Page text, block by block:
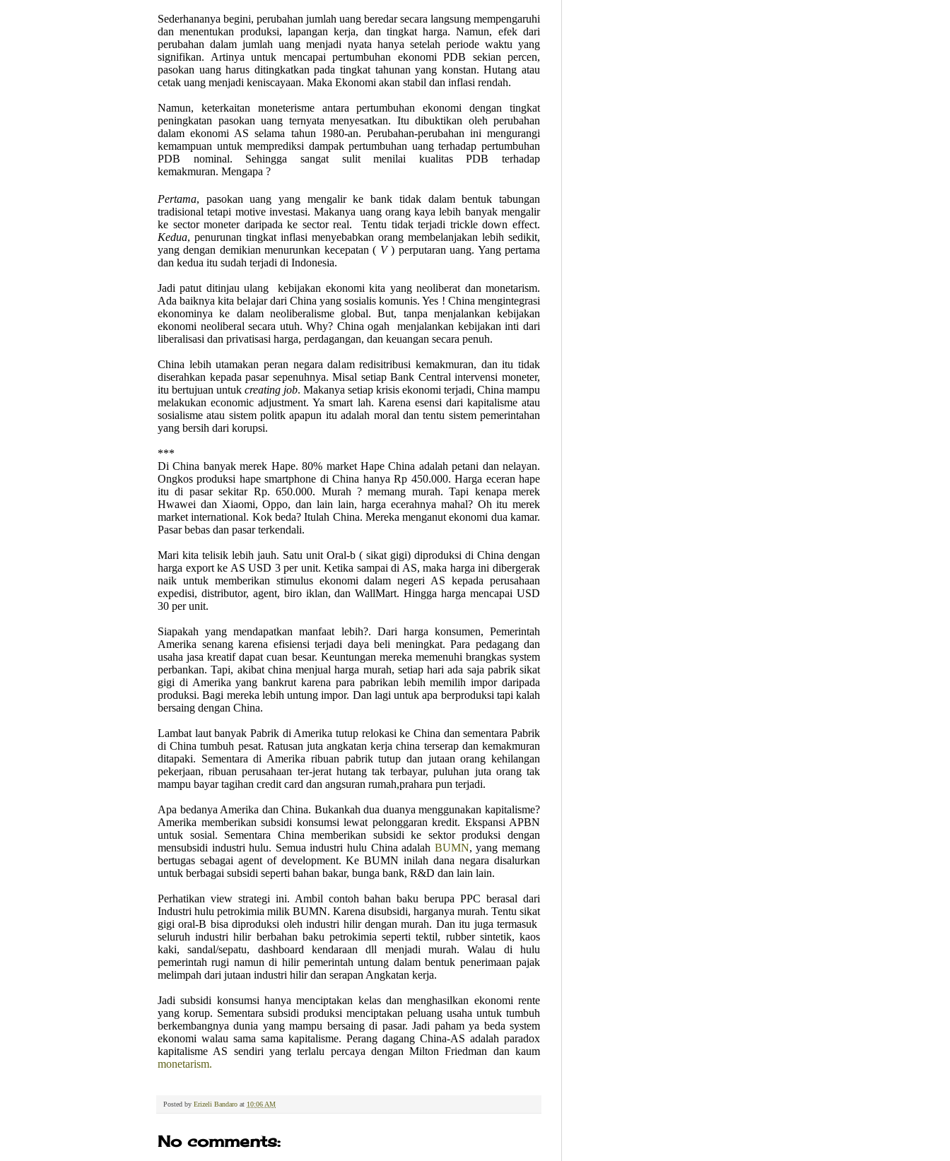
Sederhananya begini, perubahan jumlah uang beredar secara langsung mempengaruhi
dan menentukan produksi, lapangan kerja, dan tingkat harga. Namun, efek dari
perubahan dalam jumlah uang menjadi nyata hanya setelah periode waktu yang
signifikan. Artinya untuk mencapai pertumbuhan ekonomi PDB sekian percen,
pasokan uang harus ditingkatkan pada tingkat tahunan yang konstan. Hutang atau
cetak uang menjadi keniscayaan. Maka Ekonomi akan stabil dan inflasi rendah.
Namun, keterkaitan moneterisme antara pertumbuhan ekonomi dengan tingkat
peningkatan pasokan uang ternyata menyesatkan. Itu dibuktikan oleh perubahan
dalam ekonomi AS selama tahun 1980-an. Perubahan-perubahan ini mengurangi
kemampuan untuk memprediksi dampak pertumbuhan uang terhadap pertumbuhan
PDB nominal. Sehingga sangat sulit menilai kualitas PDB terhadap
kemakmuran. Mengapa ?
Pertama, pasokan uang yang mengalir ke bank tidak dalam bentuk tabungan
tradisional tetapi motive investasi. Makanya uang orang kaya lebih banyak mengalir
ke sector moneter daripada ke sector real.
Tentu tidak terjadi trickle down effect.
Kedua, penurunan tingkat inflasi menyebabkan orang membelanjakan lebih sedikit,
yang dengan demikian menurunkan kecepatan ( V) perputaran uang. Yang pertama
dan kedua itu sudah terjadi di Indonesia.
Jadi patut ditinjau ulang
kebijakan ekonomi kita yang neoliberat dan monetarism.
Ada baiknya kita belajar dari China yang sosialis komunis. Yes ! China mengintegrasi
ekonominya ke dalam neoliberalisme global. But, tanpa menjalankan kebijakan
ekonomi neoliberal secara utuh. Why? China ogah
menjalankan kebijakan inti dari
liberalisasi dan privatisasi harga, perdagangan, dan keuangan secara penuh.
China lebih utamakan peran negara dalam redisitribusi kemakmuran, dan itu tidak
diserahkan kepada pasar sepenuhnya. Misal setiap Bank Central intervensi moneter,
itu bertujuan untuk creating job. Makanya setiap krisis ekonomi terjadi, China mampu
melakukan economic adjustment. Ya smart lah. Karena esensi dari kapitalisme atau
sosialisme atau sistem politk apapun itu adalah moral dan tentu sistem pemerintahan
yang bersih dari korupsi.
***
Di China banyak merek Hape. 80% market Hape China adalah petani dan nelayan.
Ongkos produksi hape smartphone di China hanya Rp 450.000. Harga eceran hape
itu di pasar sekitar Rp. 650.000. Murah ? memang murah. Tapi kenapa merek
Hwawei dan Xiaomi, Oppo, dan lain lain, harga ecerahnya mahal? Oh itu merek
market international. Kok beda? Itulah China. Mereka menganut ekonomi dua kamar.
Pasar bebas dan pasar terkendali.
Mari kita telisik lebih jauh. Satu unit Oral-b ( sikat gigi) diproduksi di China dengan
harga export ke AS USD 3 per unit. Ketika sampai di AS, maka harga ini dibergerak
naik untuk memberikan stimulus ekonomi dalam negeri AS kepada perusahaan
expedisi, distributor, agent, biro iklan, dan WallMart. Hingga harga mencapai USD
30 per unit.
Siapakah yang mendapatkan manfaat lebih?. Dari harga konsumen, Pemerintah
Amerika senang karena efisiensi terjadi daya beli meningkat. Para pedagang dan
usaha jasa kreatif dapat cuan besar. Keuntungan mereka memenuhi brangkas system
perbankan. Tapi, akibat china menjual harga murah, setiap hari ada saja pabrik sikat
gigi di Amerika yang bankrut karena para pabrikan lebih memilih impor daripada
produksi. Bagi mereka lebih untung impor. Dan lagi untuk apa berproduksi tapi kalah
bersaing dengan China.
Lambat laut banyak Pabrik di Amerika tutup relokasi ke China dan sementara Pabrik
di China tumbuh pesat. Ratusan juta angkatan kerja china terserap dan kemakmuran
ditapaki. Sementara di Amerika ribuan pabrik tutup dan jutaan orang kehilangan
pekerjaan, ribuan perusahaan ter-jerat hutang tak terbayar, puluhan juta orang tak
mampu bayar tagihan credit card dan angsuran rumah,prahara pun terjadi.
Apa bedanya Amerika dan China. Bukankah dua duanya menggunakan kapitalisme?
Amerika memberikan subsidi konsumsi lewat pelonggaran kredit. Ekspansi APBN
untuk sosial. Sementara China memberikan subsidi ke sektor produksi dengan
mensubsidi industri hulu. Semua industri hulu China adalah BUMN, yang memang
bertugas sebagai agent of development. Ke BUMN inilah dana negara disalurkan
untuk berbagai subsidi seperti bahan bakar, bunga bank, R&D dan lain lain.
Perhatikan view strategi ini. Ambil contoh bahan baku berupa PPC berasal dari
Industri hulu petrokimia milik BUMN. Karena disubsidi, harganya murah. Tentu sikat
gigi oral-B bisa diproduksi oleh industri hilir dengan murah. Dan itu juga termasuk
seluruh industri hilir berbahan baku petrokimia seperti tektil, rubber sintetik, kaos
kaki, sandal/sepatu, dashboard kendaraan dll menjadi murah. Walau di hulu
pemerintah rugi namun di hilir pemerintah untung dalam bentuk penerimaan pajak
melimpah dari jutaan industri hilir dan serapan Angkatan kerja.
Jadi subsidi konsumsi hanya menciptakan kelas dan menghasilkan ekonomi rente
yang korup. Sementara subsidi produksi menciptakan peluang usaha untuk tumbuh
berkembangnya dunia yang mampu bersaing di pasar. Jadi paham ya beda system
ekonomi walau sama sama kapitalisme. Perang dagang China-AS adalah paradox
kapitalisme AS sendiri yang terlalu percaya dengan Milton Friedman dan kaum
monetarism.
Posted by Erizeli Bandaro at 10:06 AM
No comments: